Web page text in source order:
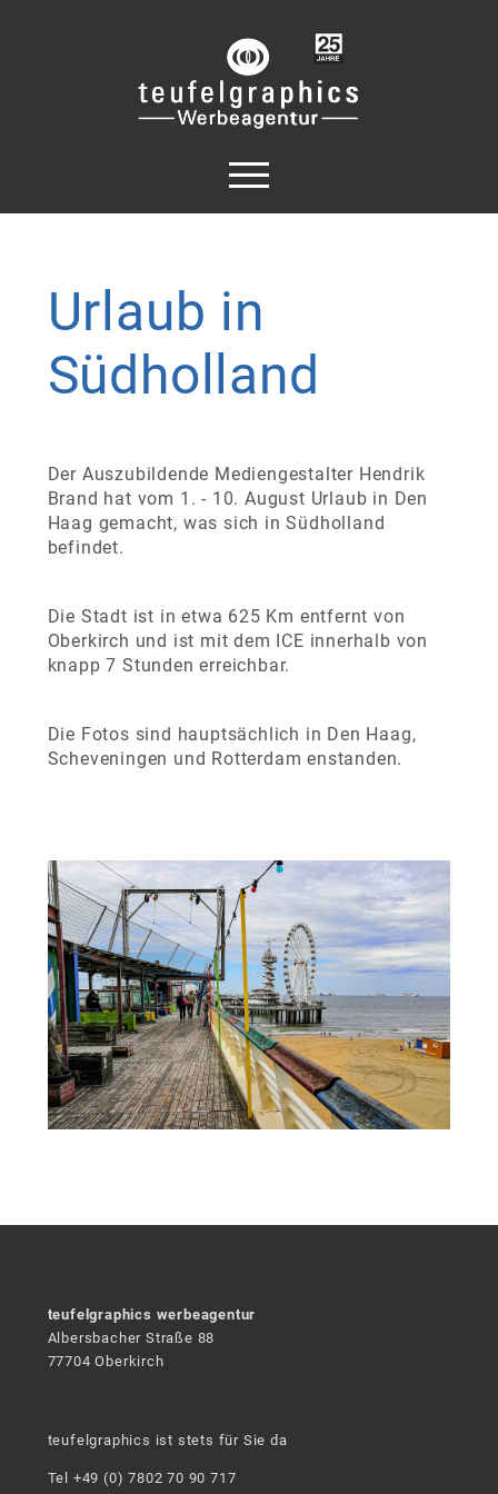
Urlaub in
Südholland
Der Auszubildende Mediengestalter Hendrik
Brand hat vom 1. - 10. August Urlaub in Den
Haag gemacht, was sich in Südholland
befindet.
Die Stadt ist in etwa 625 Km entfernt von
Oberkirch und ist mit dem ICE innerhalb von
knapp 7 Stunden erreichbar.
Die Fotos sind hauptsächlich in Den Haag,
Scheveningen und Rotterdam enstanden.
teufelgraphics werbeagentur
Albersbacher Straße 88
77704 Oberkirch
teufelgraphics ist stets für Sie da
Tel +49 (0) 7802 70 90 717